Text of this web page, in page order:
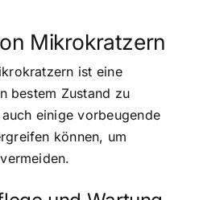
Mikrokratzern
ist eine
bestem Zustand zu
einige vorbeugende
können, um